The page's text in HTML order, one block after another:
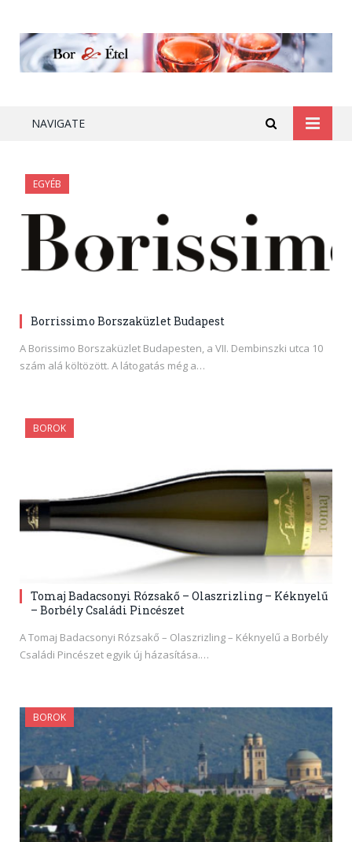
NAVIGATE
EGYÉB
Borrissimo Borszaküzlet Budapest
A Borissimo Borszaküzlet Budapesten, a VII. Dembinszki utca 10
szám alá költözött. A látogatás még a…
BOROK
Tomaj Badacsonyi Rózsakő – Olaszrizling – Kéknyelű
– Borbély Családi Pincészet
A Tomaj Badacsonyi Rózsakő – Olaszrizling – Kéknyelű a Borbély
Családi Pincészet egyik új házasítása.…
BOROK